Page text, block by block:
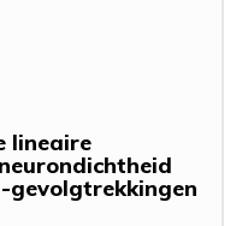
lineaire